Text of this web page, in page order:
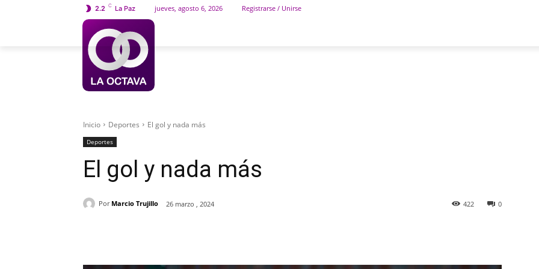
2.2 C La Paz jueves, agosto 6, 2026 Registrarse / Unirse
Inicio Deportes El gol y nada más
Deportes
El gol y nada más
Por Marcio Trujillo 26 marzo , 2024 0
422